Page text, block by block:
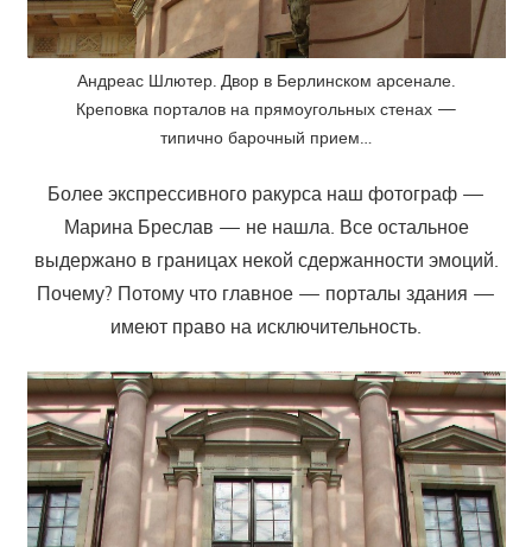
Андреас Шлютер. Двор в Берлинском арсенале.
Креповка порталов на прямоугольных стенах —
типично барочный прием…
Более экспрессивного ракурса наш фотограф —
Марина Бреслав — не нашла. Все остальное
выдержано в границах некой сдержанности эмоций.
Почему? Потому что главное — порталы здания —
имеют право на исключительность.